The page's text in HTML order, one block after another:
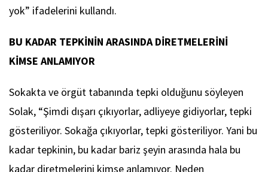
yok” ifadelerini kullandı.
BU KADAR TEPKİNİN ARASINDA DİRETMELERİNİ
KİMSE ANLAMIYOR
Sokakta ve örgüt tabanında tepki olduğunu söyleyen
Solak, “Şimdi dışarı çıkıyorlar, adliyeye gidiyorlar, tepki
gösteriliyor. Sokağa çıkıyorlar, tepki gösteriliyor. Yani bu
kadar tepkinin, bu kadar bariz şeyin arasında hala bu
kadar diretmelerini kimse anlamıyor. Neden